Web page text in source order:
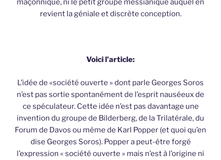
maçonnique, ni le petit groupe messianique auquel en
revient la géniale et discrète conception.
Voici l’article:
L’idée de «société ouverte » dont parle Georges Soros
n’est pas sortie spontanément de l’esprit nauséeux de
ce spéculateur. Cette idée n’est pas davantage une
invention du groupe de Bilderberg, de la Trilatérale, du
Forum de Davos ou même de Karl Popper (et quoi qu’en
dise Georges Soros). Popper a peut-être forgé
l’expression « société ouverte » mais n’est à l’origine ni